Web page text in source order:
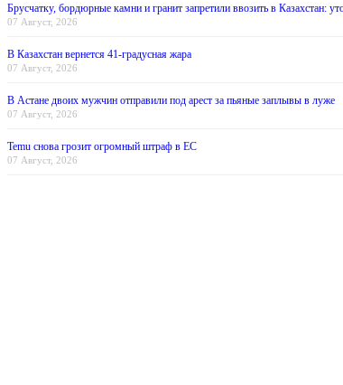
Брусчатку, бордюрные камни и гранит запретили ввозить в Казахстан:
07 Август, 2026
В Казахстан вернется 41-градусная жара
07 Август, 2026
В Астане двоих мужчин отправили под арест за пьяные заплывы в луже
07 Август, 2026
Temu снова грозит огромный штраф в ЕС
07 Август, 2026